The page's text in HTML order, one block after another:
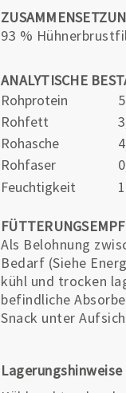
93 %
ANALYTISCHE
Rohprotein
Rohfett
Rohasche
Rohfaser
Feuchtigkeit
Als Belohnung
Bedarf (Siehe
kühl und trocken
befindliche
Snack unter
Lagerungshinweise